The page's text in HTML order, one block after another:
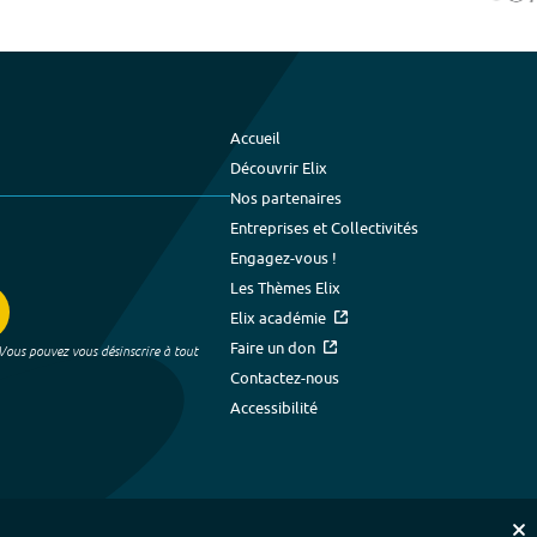
pouvez vous désinscrire à tout
Accueil
Découvrir Elix
Nos partenaires
Entreprises et Collectivités
Engagez-vous !
Les Thèmes Elix
Elix académie
Faire un don
Contactez-nous
Accessibilité